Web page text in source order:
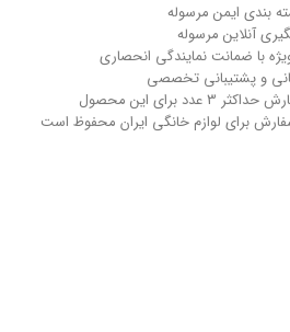
بندی ایمن مرسوله
آنلاین مرسوله
با ضمانت نمایندگی انحصاری
و پشتیبانی تخصصی
3 عدد برای این محصول
برای لوازم خانگی ایران محفوظ است